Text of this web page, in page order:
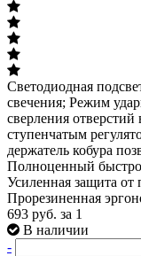
Светодиодная
свечения; Режим
сверления
ступенчатым
держатель кобура
Полноценный
Усиленная защита
Прорезиненная
693 руб. за 1
В наличии
-